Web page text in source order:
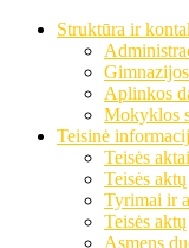
Struktūra ir
Aplinkos
Mokyklos
Teisinė
Teisės aktai
Teisės
Tyrimai ir
Teisės
Asmens